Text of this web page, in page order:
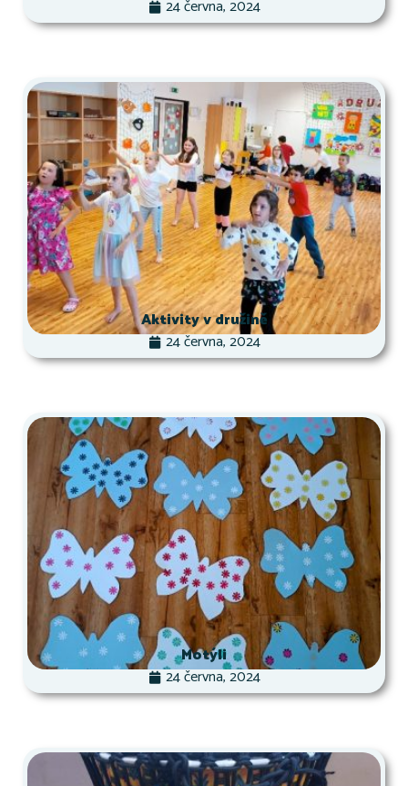
24 června, 2024
Aktivity v družině
24 června, 2024
Motýli
24 června, 2024